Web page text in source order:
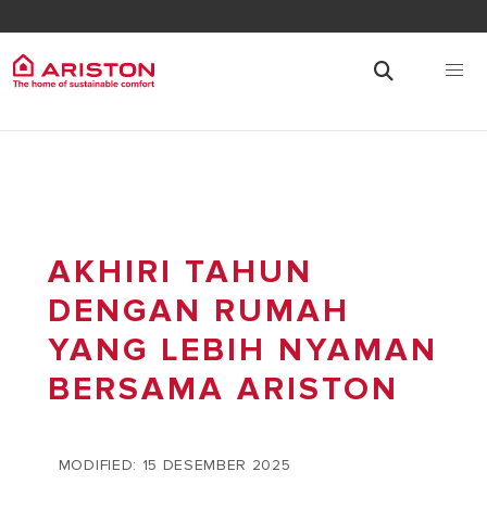
AKHIRI TAHUN
DENGAN RUMAH
YANG LEBIH NYAMAN
BERSAMA ARISTON
MODIFIED: 15 DESEMBER 2025